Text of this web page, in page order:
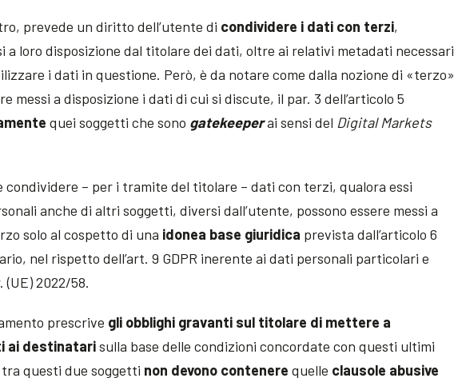
prevede un diritto dell’utente di condividere i dati con terzi,
a loro disposizione dal titolare dei dati, oltre ai relativi metadati necessari
i dati in questione. Però, è da notare come dalla nozione di «terzo»
messi a disposizione i dati di cui si discute, il par. 3 dell’articolo 5
quei soggetti che sono gatekeeperai sensi del Digital Markets
condividere – per i tramite del titolare – dati con terzi, qualora essi
anche di altri soggetti, diversi dall’utente, possono essere messi a
solo al cospetto di una idonea base giuridica prevista dall’articolo 6
nel rispetto dell’art. 9 GDPR inerente ai dati personali particolari e
(UE) 2022/58.
prescrive gli obblighi gravanti sul titolare di mettere a
ai destinatarisulla base delle condizioni concordate con questi ultimi
questi due soggetti non devono contenere quelle clausole abusive